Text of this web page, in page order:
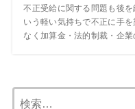
不正受給に関する問題も後
いう軽い気持ちで不正に手
なく加算金・法的制裁・企